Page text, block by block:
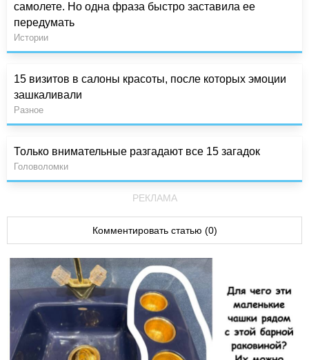
самолете. Но одна фраза быстро заставила ее
передумать
Истории
15 визитов в салоны красоты, после которых эмоции
зашкаливали
Разное
Только внимательные разгадают все 15 загадок
Головоломки
РЕКЛАМА
Комментировать статью (0)